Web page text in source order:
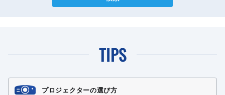
TIPS
プロジェクターの選び方